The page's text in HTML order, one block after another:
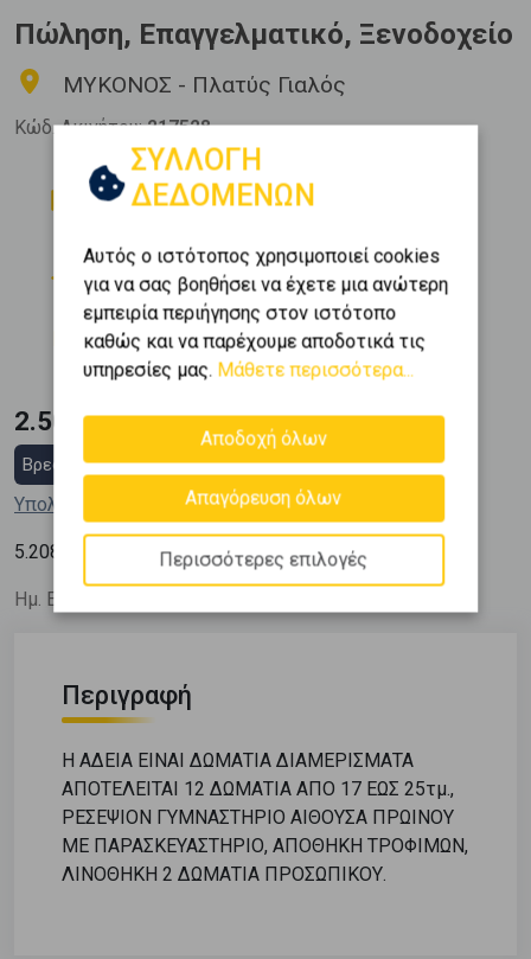
Πώληση, Επαγγελματικό, Ξενοδοχείο
ΜΥΚΟΝΟΣ - Πλατύς Γιαλός
Κώδ. Ακινήτου:217528
Δωμάτια
Μπάνια
15
Όροφος
0 (Ισόγειο)
Εμβαδόν
480 m2
Κατασκευή
2017
2.500.000 €
Βρες στεγαστικό δάνειο
Υπολόγισε τη δόση μου
5.208
Ημ. Ενημέρωσης: 07/07/25
Περιγραφή
Η ΑΔΕΙΑ ΕΙΝΑΙ ΔΩΜΑΤΙΑ ΔΙΑΜΕΡΙΣΜΑΤΑ
ΑΠΟΤΕΛΕΙΤΑΙ 12 ΔΩΜΑΤΙΑ ΑΠΟ 17 ΕΩΣ 25τμ.,
ΡΕΣΕΨΙΟΝ ΓΥΜΝΑΣΤΗΡΙΟ ΑΙΘΟΥΣΑ ΠΡΩΙΝΟΥ
ΜΕ ΠΑΡΑΣΚΕΥΑΣΤΗΡΙΟ, ΑΠΟΘΗΚΗ ΤΡΟΦΙΜΩΝ,
ΛΙΝΟΘΗΚΗ 2 ΔΩΜΑΤΙΑ ΠΡΟΣΩΠΙΚΟΥ.
ΣΥΛΛΟΓΗ
ΔΕΔΟΜΕΝΩΝ
Αυτός ο ιστότοπος χρησιμοποιεί cookies
για να σας βοηθήσει να έχετε μια ανώτερη
εμπειρία περιήγησης στον ιστότοπο
καθώς και να παρέχουμε αποδοτικά τις
υπηρεσίες μας. Μάθετε περισσότερα...
Αποδοχή όλων
Απαγόρευση όλων
Περισσότερες επιλογές